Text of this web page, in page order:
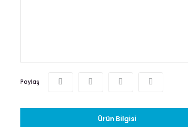
Paylaş
Ürün Bilgisi